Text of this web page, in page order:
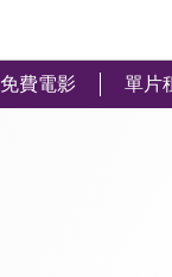
免費電影 單片